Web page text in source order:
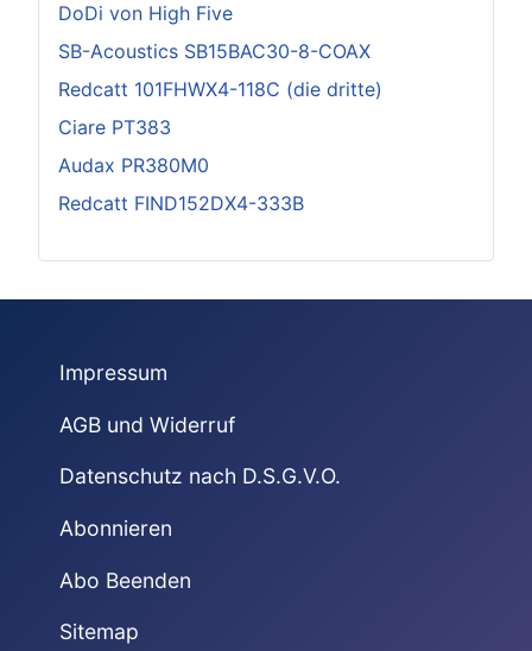
DoDi von High Five
SB-Acoustics SB15BAC30-8-COAX
Redcatt 101FHWX4-118C (die dritte)
Ciare PT383
Audax PR380M0
Redcatt FIND152DX4-333B
Impressum
AGB und Widerruf
Datenschutz nach D.S.G.V.O.
Abonnieren
Abo Beenden
Sitemap